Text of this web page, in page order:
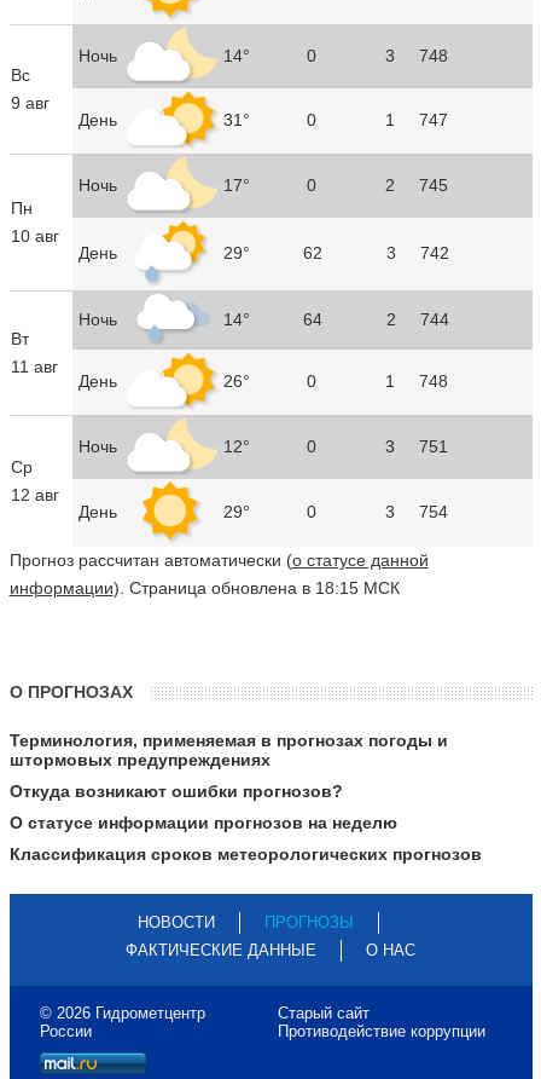
Вс
9 авг
Ночь 14° 0 3 748
День 31° 0 1 747
Пн
10 авг
Ночь 17° 0 2 745
День 29° 62 3 742
Вт
11 авг
Ночь 14° 64 2 744
День 26° 0 1 748
Ср
12 авг
Ночь 12° 0 3 751
День 29° 0 3 754
Прогноз рассчитан автоматически (о статусе данной
информации). Страница обновлена в 18:15 МСК
О ПРОГНОЗАХ
Терминология, применяемая в прогнозах погоды и
штормовых предупреждениях
Откуда возникают ошибки прогнозов?
О статусе информации прогнозов на неделю
Классификация сроков метеорологических прогнозов
НОВОСТИ
ПРОГНОЗЫ
ФАКТИЧЕСКИЕ ДАННЫЕ
О НАС
© 2026 Гидрометцентр
России
Старый сайт
Противодействие коррупции